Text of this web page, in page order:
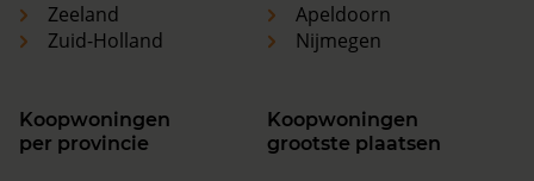
Zeeland
Zuid-Holland
Apeldoorn
Nijmegen
Koopwoningen
per provincie
Koopwoningen
grootste plaatsen